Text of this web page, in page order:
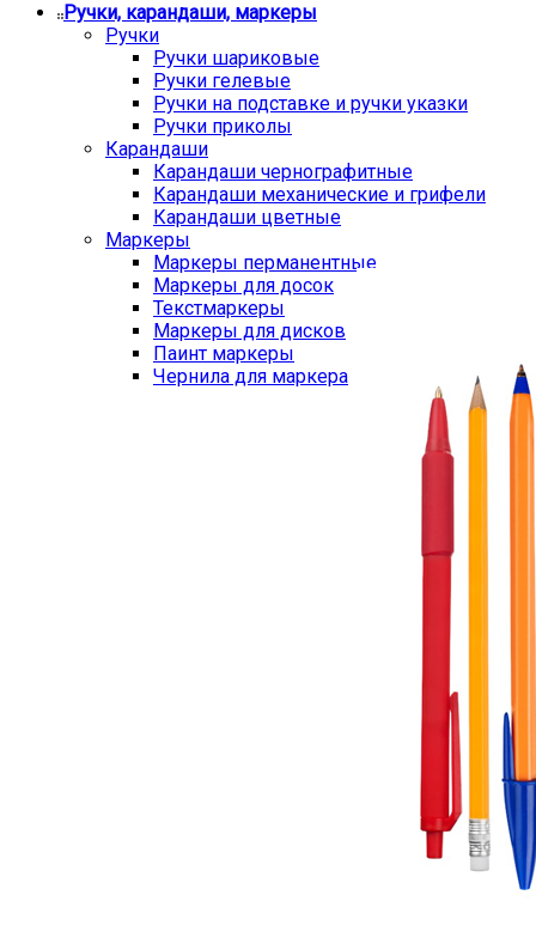
Ручки, карандаши, маркеры
Ручки
Ручки шариковые
Ручки гелевые
Ручки на подставке и ручки указки
Ручки приколы
Карандаши
Карандаши чернографитные
Карандаши механические и грифели
Карандаши цветные
Маркеры
Маркеры перманентные
Маркеры для досок
Текстмаркеры
Маркеры для дисков
Паинт маркеры
Чернила для маркера